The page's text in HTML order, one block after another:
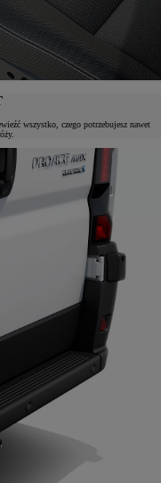
wszystko, czego potrzebujesz nawet